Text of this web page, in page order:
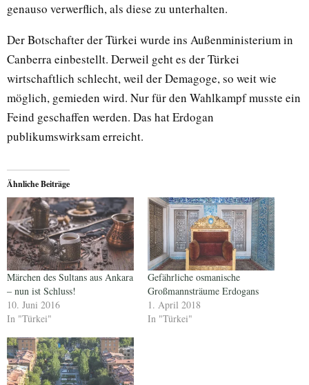
genauso verwerflich, als diese zu unterhalten.
Der Botschafter der Türkei wurde ins Außenministerium in
Canberra einbestellt. Derweil geht es der Türkei
wirtschaftlich schlecht, weil der Demagoge, so weit wie
möglich, gemieden wird. Nur für den Wahlkampf musste ein
Feind geschaffen werden. Das hat Erdogan
publikumswirksam erreicht.
Ähnliche Beiträge
Märchen des Sultans aus Ankara
– nun ist Schluss!
10. Juni 2016
In "Türkei"
Gefährliche osmanische
Großmannsträume Erdogans
1. April 2018
In "Türkei"